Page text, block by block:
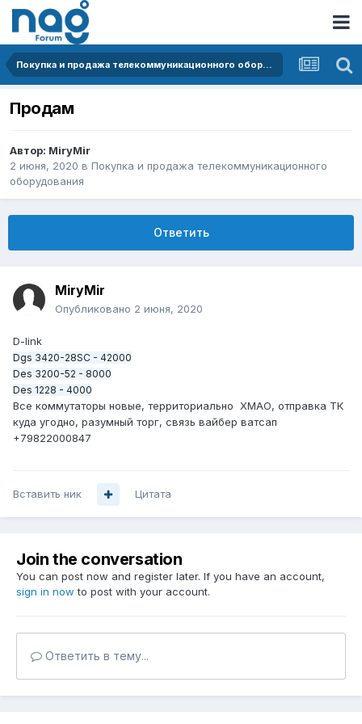
Покупка и продажа телекоммуникационного оборудования
Продам
Автор: MiryMir
2 июня, 2020 в Покупка и продажа телекоммуникационного
оборудования
Ответить
MiryMir
Опубликовано 2 июня, 2020
D-link
Dgs 3420-28SC - 42000
Des 3200-52 - 8000
Des 1228 - 4000
Все коммутаторы новые, территориально ХМАО, отправка ТК
куда угодно, разумный торг, связь вайбер ватсап
+79822000847
Вставить ник Цитата
Join the conversation
You can post now and register later. If you have an account,
sign in now to post with your account.
Ответить в тему...